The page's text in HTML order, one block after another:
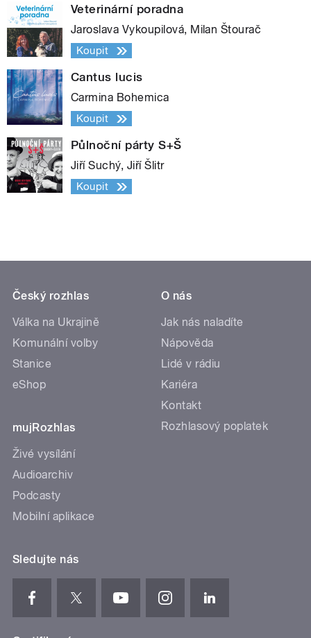
Veterinární poradna
Jaroslava Vykoupilová, Milan Štourač
Koupit
Cantus lucis
Carmina Bohemica
Koupit
Půlnoční párty S+Š
Jiří Suchý, Jiří Šlitr
Koupit
Český rozhlas
Válka na Ukrajině
Komunální volby
Stanice
eShop
mujRozhlas
Živé vysílání
Audioarchiv
Podcasty
Mobilní aplikace
O nás
Jak nás naladíte
Nápověda
Lidé v rádiu
Kariéra
Kontakt
Rozhlasový poplatek
Sledujte nás